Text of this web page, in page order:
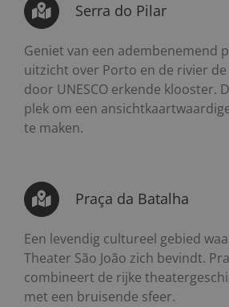
Serra do Pilar
Geniet van een adembenemend
uitzicht over Porto en de rivier
door UNESCO erkende klooster.
plek om een
te maken.
Praça da Batalha
Een levendig cultureel gebied
Theater São João zich bevindt.
combineert de rijke
met een bruisende sfeer.